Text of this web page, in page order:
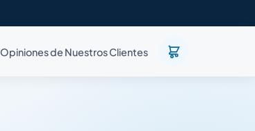
Opiniones de Nuestros Clientes